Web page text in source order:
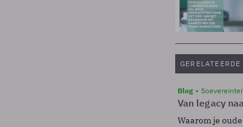
Blog
Van legacy
Waarom je